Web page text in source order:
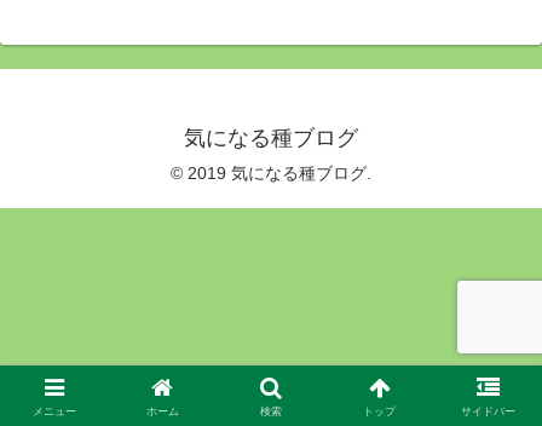
気になる種ブログ
© 2019 気になる種ブログ.
メニュー ホーム 検索 トップ サイドバー